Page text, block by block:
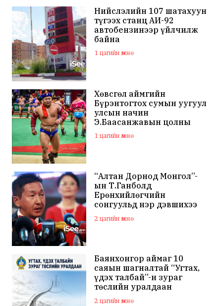
Нийслэлийн 107 шатахуун
түгээх станц АИ-92
автобензинээр үйлчилж
байна
1 цагийн өмнө
Хөвсгөл аймгийн
Бүрэнтогтох сумын уугуул
улсын начин
Э.Баасанжавын цолны
мялаалга наадам эхэллээ
1 цагийн өмнө
“Алтан Дорнод Монгол”-
ын Т.Ганболд
Ерөнхийлөгчийн
сонгуульд нэр дэвшихээ
илэрхийллээ
2 цагийн өмнө
Баянхонгор аймаг 10
саяын шагналтай “Угтах,
үдэх талбай”-н зураг
төслийн уралдаан
зарлажээ
2 цагийн өмнө